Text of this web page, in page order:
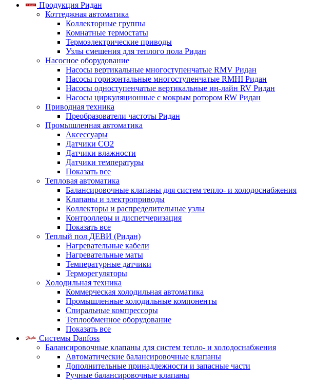
Продукция Ридан
Коттеджная автоматика
Коллекторные группы
Комнатные термостаты
Термоэлектрические приводы
Узлы смешения для теплого пола Ридан
Насосное оборудование
Насосы вертикальные многоступенчатые RMV Ридан
Насосы горизонтальные многоступенчатые RMHI Ридан
Насосы одноступенчатые вертикальные ин-лайн RV Ридан
Насосы циркуляционные с мокрым ротором RW Ридан
Приводная техника
Преобразователи частоты Ридан
Промышленная автоматика
Аксессуары
Датчики CO2
Датчики влажности
Датчики температуры
Показать все
Тепловая автоматика
Балансировочные клапаны для систем тепло- и холодоснабжения
Клапаны и электроприводы
Коллекторы и распределительные узлы
Контроллеры и диспетчеризация
Показать все
Теплый пол ДЕВИ (Ридан)
Нагревательные кабели
Нагревательные маты
Температурные датчики
Терморегуляторы
Холодильная техника
Коммерческая холодильная автоматика
Промышленные холодильные компоненты
Спиральные компрессоры
Теплообменное оборудование
Показать все
Системы Danfoss
Балансировочные клапаны для систем тепло- и холодоснабжения
Автоматические балансировочные клапаны
Дополнительные принадлежности и запасные части
Ручные балансировочные клапаны